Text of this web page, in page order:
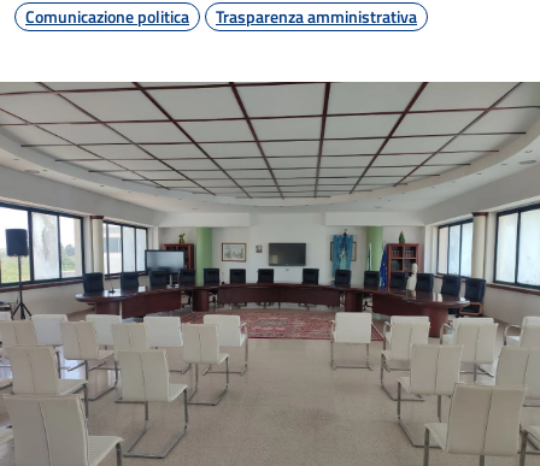
Comunicazione politica Trasparenza amministrativa